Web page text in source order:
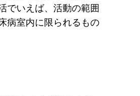
でいえば、活動の範囲
病室内に限られるもの